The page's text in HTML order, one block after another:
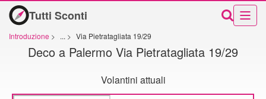
Tutti Sconti
Introduzione > ... > Via Pietratagliata 19/29
Deco a Palermo Via Pietratagliata 19/29
Volantini attuali